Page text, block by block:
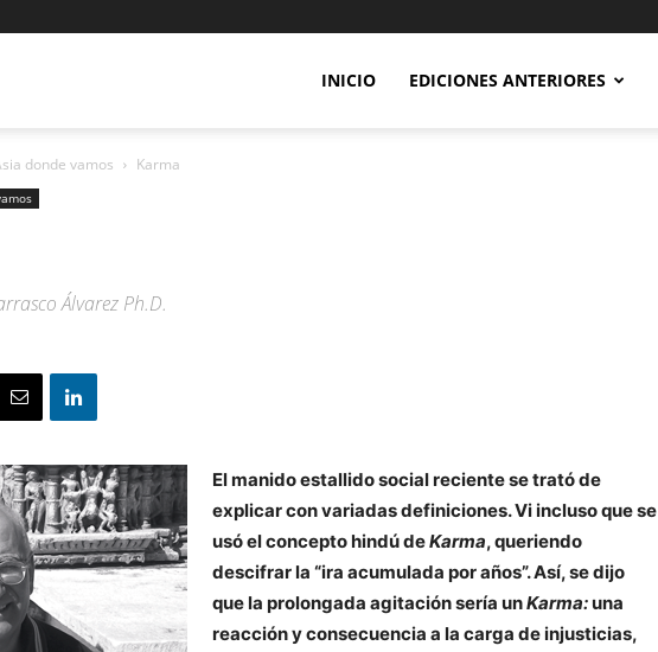
INICIO EDICIONES ANTERIORES
donde vamos Karma
Álvarez Ph.D.
El manido estallido social reciente se trató de
explicar con variadas definiciones. Vi incluso que se
usó el concepto hindú deKarma, queriendo
descifrar la “ira acumulada por años”. Así, se dijo
que la prolongada agitación sería unKarma:una
reacción y consecuencia a la carga de injusticias,